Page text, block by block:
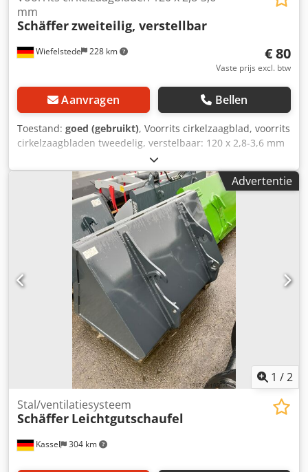
Wiefelstede 228 km
mm
Schäfferzweiteilig, verstellbar
€ 80
Vaste prijs excl. btw
Aanvragen Bellen
Toestand: goed (gebruikt), Voorrits cirkelzaagblad, voorrits
cirkelzaagbladen tweedelig, verstelbaar: 120 x 2,8-3,6 mm
Dsdpfx Ajb D I Dzsnzeck voor: voorritsen van
plaatmateriaal, laminaat, ... met hardmetalen inzet
gewicht: 0,3 kg
Advertentie
1 /2
Kassel 304 km
Stal/ventilatiesysteem
Schäffer Leichtgutschaufel